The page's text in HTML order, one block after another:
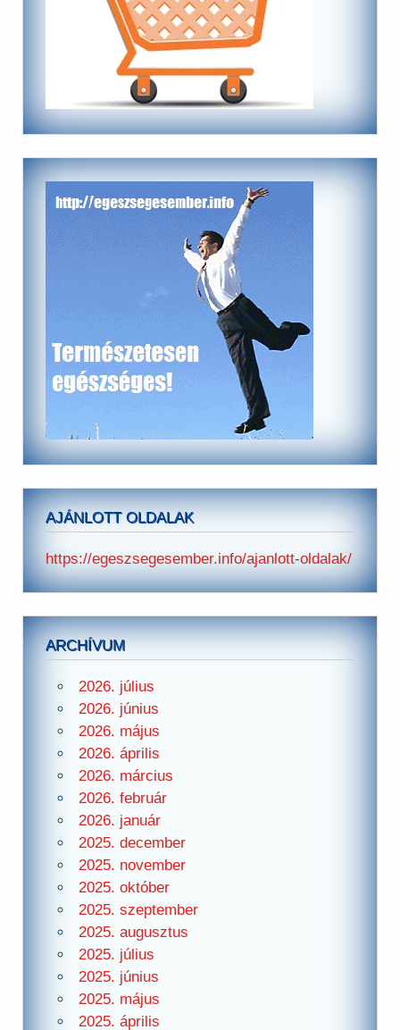
AJÁNLOTT OLDALAK
https://egeszsegesember.info/ajanlott-oldalak/
ARCHÍVUM
2026. július
2026. június
2026. május
2026. április
2026. március
2026. február
2026. január
2025. december
2025. november
2025. október
2025. szeptember
2025. augusztus
2025. július
2025. június
2025. május
2025. április